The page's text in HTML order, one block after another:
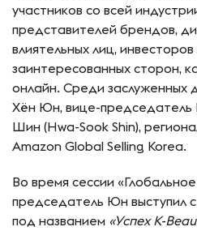
участников со всей
представителей брендов,
влиятельных лиц, инвесторов
заинтересованных сторон,
онлайн. Среди заслуженных
Хён Юн, вице-председатель
Шин (Hwa-Sook Shin),
Amazon Global Selling Korea.
Во время сессии
председатель Юн выступил
под названием «Успех K-